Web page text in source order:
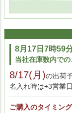
8月17日7時59
当社在庫数内で
8/17(月)の出荷
名入れ時は+3営業日
ご購入のタイミン